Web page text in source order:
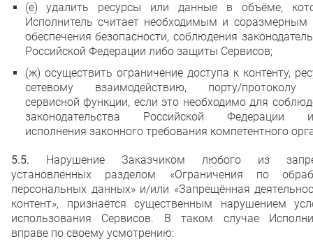
(е) удалить ресурсы или данные в объёме,
Исполнитель считает необходимым и соразмерным
обеспечения безопасности, соблюдения
Российской Федерации либо защиты Сервисов;
(ж) осуществить ограничение доступа к контенту,
сетевому взаимодействию, порту/
сервисной функции, если это необходимо для
законодательства Российской Федерации
исполнения законного требования компетентного
5.5. Нарушение Заказчиком любого из
установленных разделом «Ограничения по
персональных данных» и/или «Запрещённая
контент», признаётся существенным нарушением
использования Сервисов. В таком случае
вправе по своему усмотрению: